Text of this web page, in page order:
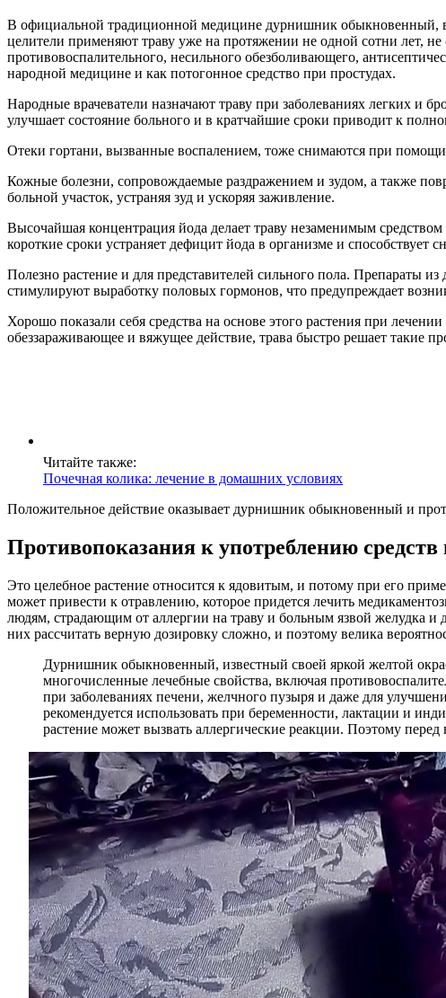
В официальной традиционной медицине дурнишник обыкновенный,
целители применяют траву уже на протяжении не одной сотни лет,
противовоспалительного, несильного обезболивающего,
народной медицине и как потогонное средство при простудах.
Народные врачеватели назначают траву при заболеваниях легких и
улучшает состояние больного и в кратчайшие сроки приводит к
Отеки гортани, вызванные воспалением, тоже снимаются при помощи
Кожные болезни, сопровождаемые раздражением и зудом, а также
больной участок, устраняя зуд и ускоряя заживление.
Высочайшая концентрация йода делает траву незаменимым
короткие сроки устраняет дефицит йода в организме и способствует
Полезно растение и для представителей сильного пола. Препараты
стимулируют выработку половых гормонов, что предупреждает
Хорошо показали себя средства на основе этого растения при
обеззараживающее и вяжущее действие, трава быстро решает такие
Читайте также:
Почечная колика: лечение в домашних условиях
Положительное действие оказывает дурнишник обыкновенный и
Противопоказания к употреблению
Это целебное растение относится к ядовитым, и потому при его
может привести к отравлению, которое придется лечить
людям, страдающим от аллергии на траву и больным язвой желудка
них рассчитать верную дозировку сложно, и поэтому велика
Дурнишник обыкновенный, известный своей яркой желтой
многочисленные лечебные свойства, включая
при заболеваниях печени, желчного пузыря и даже для
рекомендуется использовать при беременности, лактации и
растение может вызвать аллергические реакции. Поэтому